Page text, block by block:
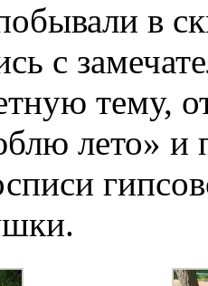
в
с
тему,
лето» и